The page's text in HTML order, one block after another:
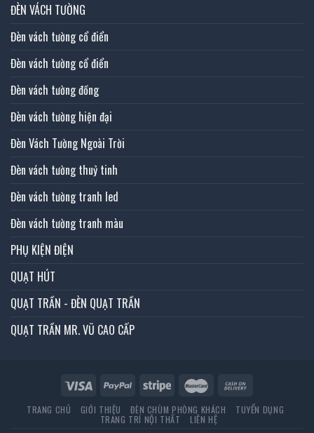
ĐÈN VÁCH TƯỜNG
Đèn vách tường cổ điển
Đèn vách tường cổ điển
Đèn vách tường đồng
Đèn vách tường hiện đại
Đèn Vách Tường Ngoài Trời
Đèn vách tường thuỷ tinh
Đèn vách tường tranh led
Đèn vách tường tranh màu
PHỤ KIỆN ĐIỆN
QUẠT HÚT
QUẠT TRẦN - ĐÈN QUẠT TRẦN
QUẠT TRẦN MR. VŨ CAO CẤP
TRANG CHỦ GIỚI THIỆU ĐÈN CHÙM PHÒNG KHÁCH TUYỂN DỤNG
TRANG TRÍ NỘI THẤT LIÊN HỆ